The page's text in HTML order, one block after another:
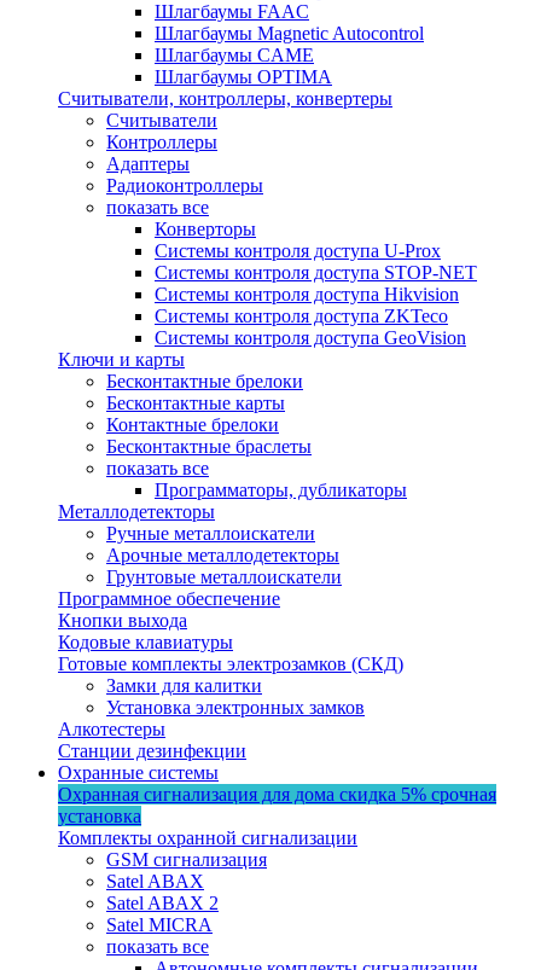
Шлагбаумы FAAC
Шлагбаумы Magnetic Autocontrol
Шлагбаумы CAME
Шлагбаумы OPTIMA
Считыватели, контроллеры, конвертеры
Считыватели
Контроллеры
Адаптеры
Радиоконтроллеры
показать все
Конверторы
Системы контроля доступа U-Prox
Системы контроля доступа STOP-NET
Системы контроля доступа Hikvision
Системы контроля доступа ZKTeco
Системы контроля доступа GeoVision
Ключи и карты
Бесконтактные брелоки
Бесконтактные карты
Контактные брелоки
Бесконтактные браслеты
показать все
Программаторы, дубликаторы
Металлодетекторы
Ручные металлоискатели
Арочные металлодетекторы
Грунтовые металлоискатели
Программное обеспечение
Кнопки выхода
Кодовые клавиатуры
Готовые комплекты электрозамков (СКД)
Замки для калитки
Установка электронных замков
Алкотестеры
Станции дезинфекции
Охранные системы
Охранная сигнализация для дома скидка 5% срочная
установка
Комплекты охранной сигнализации
GSM сигнализация
Satel ABAX
Satel ABAX 2
Satel MICRA
показать все